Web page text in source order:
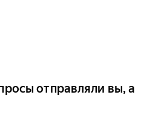
отправляли вы, а